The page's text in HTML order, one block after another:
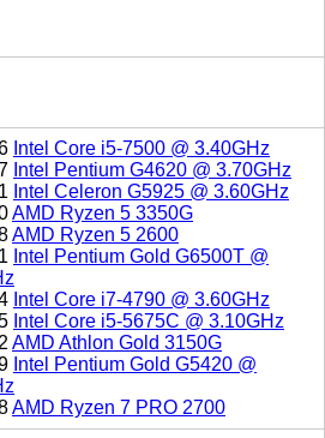
Intel Core i5-7500 @ 3.40GHz
Intel Pentium G4620 @ 3.70GHz
Intel Celeron G5925 @ 3.60GHz
AMD Ryzen 5 3350G
AMD Ryzen 5 2600
Intel Pentium Gold G6500T @
Intel Core i7-4790 @ 3.60GHz
Intel Core i5-5675C @ 3.10GHz
AMD Athlon Gold 3150G
Intel Pentium Gold G5420 @
AMD Ryzen 7 PRO 2700